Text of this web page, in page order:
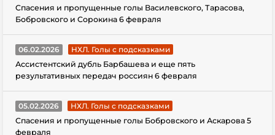
Спасения и пропущенные голы Василевского, Тарасова,
Бобровского и Сорокина 6 февраля
06.02.2026
НХЛ. Голы с подсказками
Ассистентский дубль Барбашева и еще пять
результативных передач россиян 6 февраля
05.02.2026
НХЛ. Голы с подсказками
Спасения и пропущенные голы Бобровского и Аскарова 5
февраля